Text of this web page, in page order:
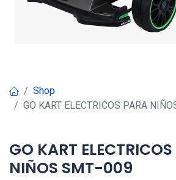
Shop
GO KART ELECTRICOS PARA
GO KART
NIÑOS SMT-009